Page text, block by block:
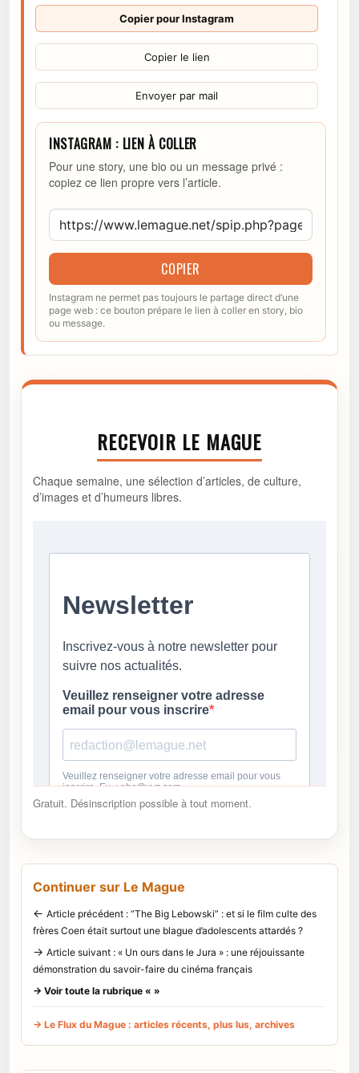
Copier pour Instagram
Copier le lien
Envoyer par mail
INSTAGRAM : LIEN À COLLER
Pour une story, une bio ou un message privé :
copiez ce lien propre vers l’article.
COPIER
Instagram ne permet pas toujours le partage direct d’une
page web : ce bouton prépare le lien à coller en story, bio
ou message.
RECEVOIR LE MAGUE
Chaque semaine, une sélection d’articles, de culture,
d’images et d’humeurs libres.
Gratuit. Désinscription possible à tout moment.
Continuer sur Le Mague
← Article précédent : “The Big Lebowski” : et si le film culte des
frères Coen était surtout une blague d’adolescents attardés ?
→ Article suivant : « Un ours dans le Jura » : une réjouissante
démonstration du savoir-faire du cinéma français
→ Voir toute la rubrique « »
→ Le Flux du Mague : articles récents, plus lus, archives